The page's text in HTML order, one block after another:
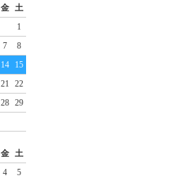
金
土
1
7
8
14
15
21
22
28
29
金
土
4
5